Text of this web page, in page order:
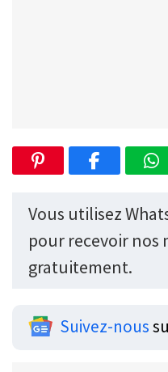
Vous utilisez
pour recevoir nos
gratuitement.
Suivez-nous